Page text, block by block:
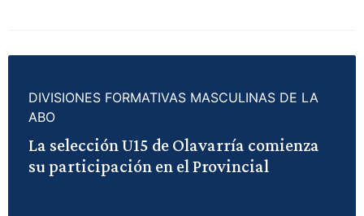
DIVISIONES FORMATIVAS MASCULINAS DE LA
ABO
La selección U15 de Olavarría comienza
su participación en el Provincial